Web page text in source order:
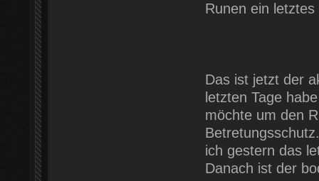
Runen ein
Das ist jetzt der
letzten Tage
möchte um den
ich gestern das
Danach ist der